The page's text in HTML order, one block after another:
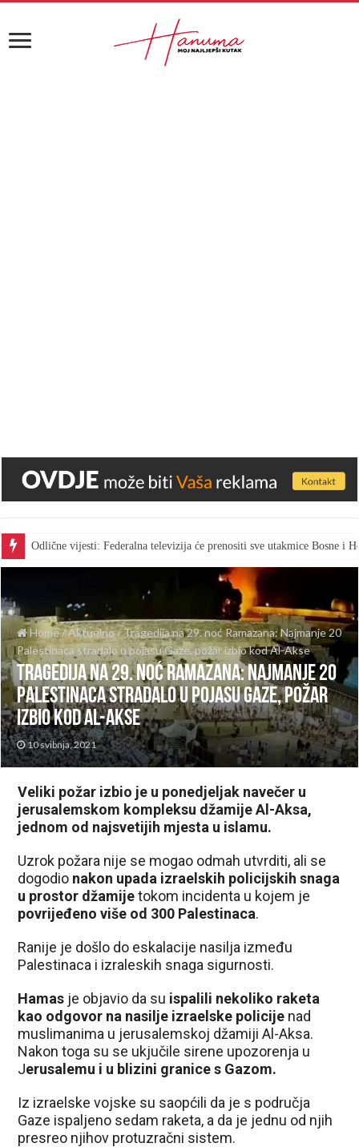
Odlične vijesti: Federalna televizija će prenositi sve utakmice Bosne i
Home/Aktuelno/ Tragedija na 29. noć Ramazana: Najmanje 20
Palestinaca stradalo u pojasu Gaze, požar izbio kod Al-Akse
Tragedija na 29. noć Ramazana: Najmanje 20
Palestinaca stradalo u pojasu Gaze, požar
izbio kod Al-Akse
10 svibnja, 2021
Veliki požar izbio je u ponedjeljak navečer u
jerusalemskom kompleksu džamije Al-Aksa,
jednom od najsvetijih mjesta u islamu.
Uzrok požara nije se mogao odmah utvrditi, ali se
dogodio nakon upada izraelskih policijskih snaga
u prostor džamijetokom incidenta u kojem je
povrijeđeno više od 300 Palestinaca.
Ranije je došlo do eskalacije nasilja između
Palestinaca i izraleskih snaga sigurnosti.
Hamas je objavio da su ispalili nekoliko raketa
kao odgovor na nasilje izraelske policije nad
muslimanima u jerusalemskoj džamiji Al-Aksa.
Nakon toga su se ukjučile sirene upozorenja u
Jerusalemu i u blizini granice s Gazom.
Iz izraelske vojske su saopćili da je s područja
Gaze ispaljeno sedam raketa, a da je jednu od njih
presreo njihov protuzračni sistem.